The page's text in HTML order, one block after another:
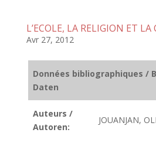
L’ECOLE, LA RELIGION ET
Avr 27, 2012
Données bibliographiques /
Daten
Auteurs /
Autoren:
JOUANJAN,